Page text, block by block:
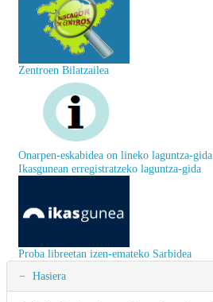
Zentroen Bilatzailea
Onarpen-eskabidea on lineko laguntza-gida
Ikasgunean erregistratzeko laguntza-gida
Proba libreetan izen-emateko Sarbidea
Hasiera